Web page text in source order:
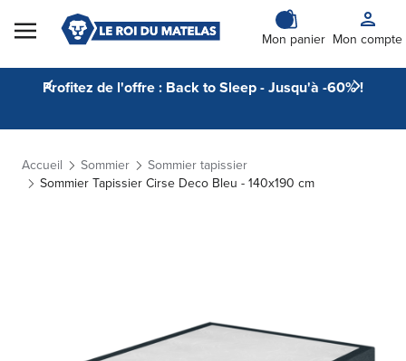
Skip to Content
Mon panier Mon compte
Profitez de l'offre : Back to Sleep - Jusqu'à -60% !
Accueil Sommier
Sommier tapissier
Sommier Tapissier Cirse Deco Bleu - 140x190 cm